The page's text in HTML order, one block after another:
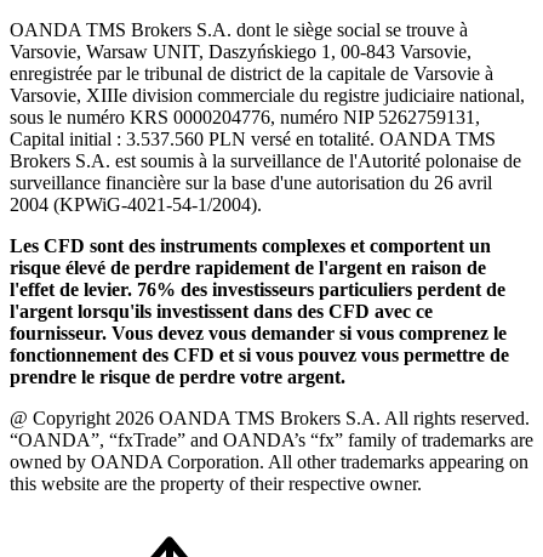
OANDA TMS Brokers S.A. dont le siège social se trouve à
Varsovie, Warsaw UNIT, Daszyńskiego 1, 00-843 Varsovie,
enregistrée par le tribunal de district de la capitale de Varsovie à
Varsovie, XIIIe division commerciale du registre judiciaire national,
sous le numéro KRS 0000204776, numéro NIP 5262759131,
Capital initial : 3.537.560 PLN versé en totalité. OANDA TMS
Brokers S.A. est soumis à la surveillance de l'Autorité polonaise de
surveillance financière sur la base d'une autorisation du 26 avril
2004 (KPWiG-4021-54-1/2004).
Les CFD sont des instruments complexes et comportent un
risque élevé de perdre rapidement de l'argent en raison de
l'effet de levier. 76% des investisseurs particuliers perdent de
l'argent lorsqu'ils investissent dans des CFD avec ce
fournisseur. Vous devez vous demander si vous comprenez le
fonctionnement des CFD et si vous pouvez vous permettre de
prendre le risque de perdre votre argent.
@ Copyright 2026 OANDA TMS Brokers S.A. All rights reserved.
“OANDA”, “fxTrade” and OANDA’s “fx” family of trademarks are
owned by OANDA Corporation. All other trademarks appearing on
this website are the property of their respective owner.